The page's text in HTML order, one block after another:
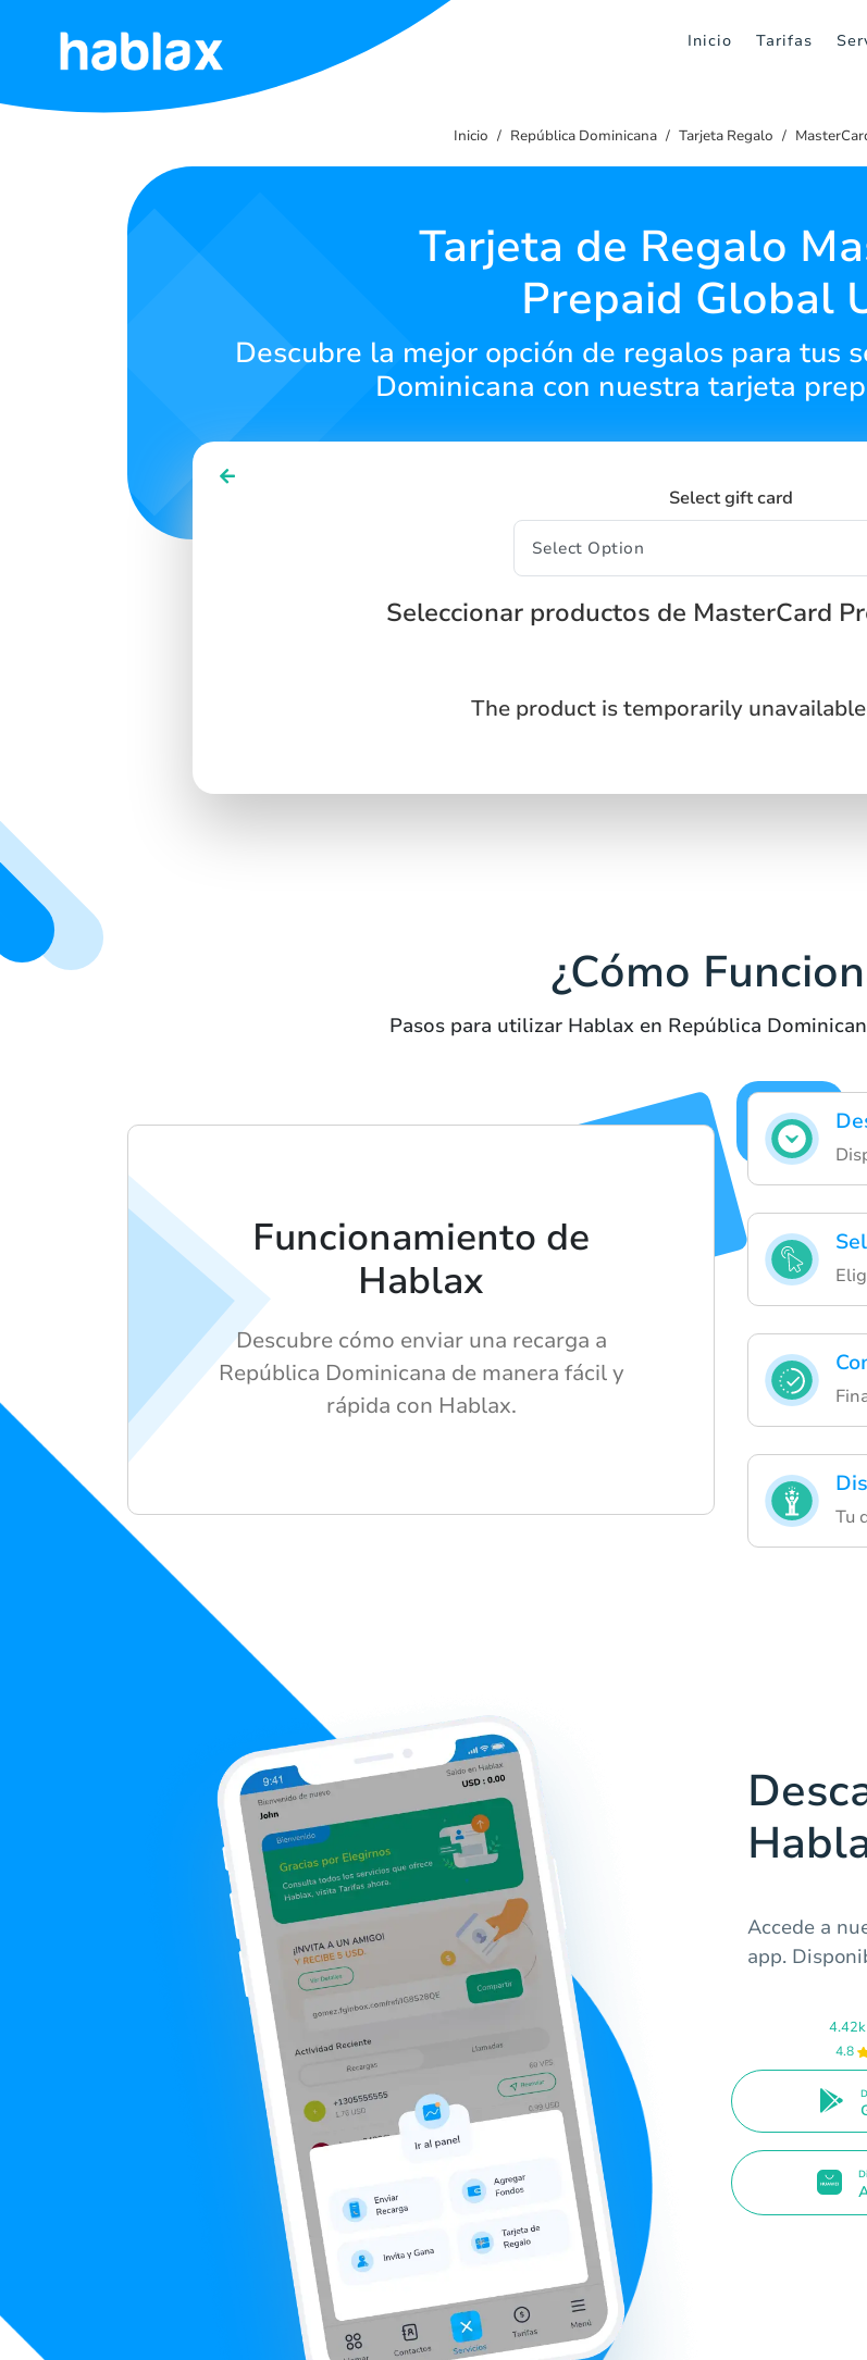
Inicio Tarifas
Inicio
Inicio República Dominicana Tarjeta Regalo
Tarjeta de Regalo
Prepaid Global
Descubre la mejor opción de regalos para tus
Dominicana con nuestra tarjeta
Select gift card
Seleccionar productos de MasterCard
The product is temporarily
¿Cómo
Pasos para utilizar Hablax en República
Tu
Funcionamiento de
Hablax
Descubre cómo enviar una recarga a
República Dominicana de manera fácil y
rápida con Hablax.
Accede a
app.
4.8